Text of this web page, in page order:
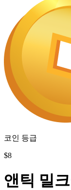
코인 등급
$8
앤틱 밀